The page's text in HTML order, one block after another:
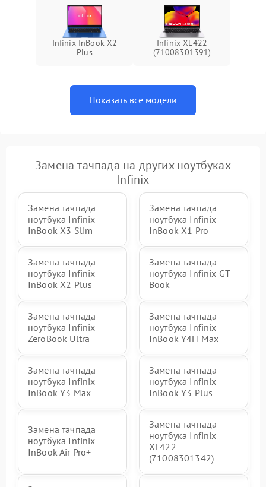
Infinix InBook X2
Plus
Infinix XL422
(71008301391)
Показать все модели
Замена тачпада на других ноутбуках
Infinix
Замена тачпада
ноутбука Infinix
InBook X3 Slim
Замена тачпада
ноутбука Infinix
InBook X1 Pro
Замена тачпада
ноутбука Infinix
InBook X2 Plus
Замена тачпада
ноутбука Infinix GT
Book
Замена тачпада
ноутбука Infinix
ZeroBook Ultra
Замена тачпада
ноутбука Infinix
InBook Y4H Max
Замена тачпада
ноутбука Infinix
InBook Y3 Max
Замена тачпада
ноутбука Infinix
InBook Y3 Plus
Замена тачпада
ноутбука Infinix
InBook Air Pro+
Замена тачпада
ноутбука Infinix
XL422
(71008301342)